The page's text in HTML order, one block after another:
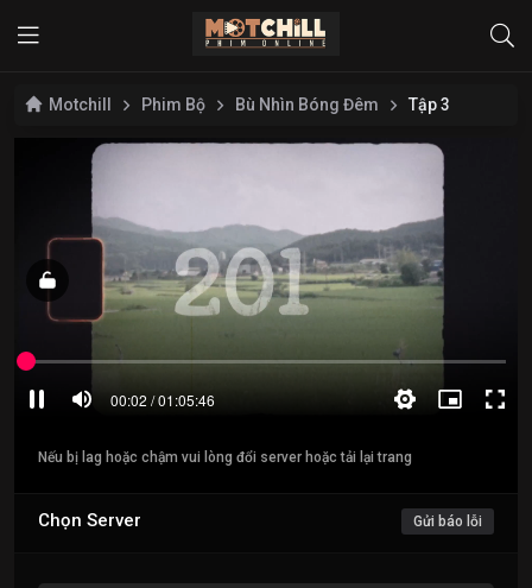
Motchill Phim Bộ Bù Nhìn Bóng Đêm Tập 3
Nếu bị lag hoặc chậm vui lòng đổi server hoặc tải lại trang
Chọn Server Gửi báo lỗi